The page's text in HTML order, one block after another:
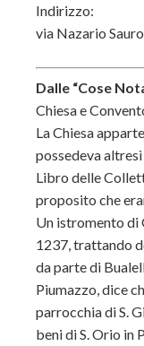
Indirizzo:
via Nazario
Dalle “Cose
Chiesa e
La Chiesa
possedeva
Libro delle
proposito che
Un istromento di
1237, trattando
da parte di
Piumazzo, dice
parrocchia di S.
beni di S. Orio in